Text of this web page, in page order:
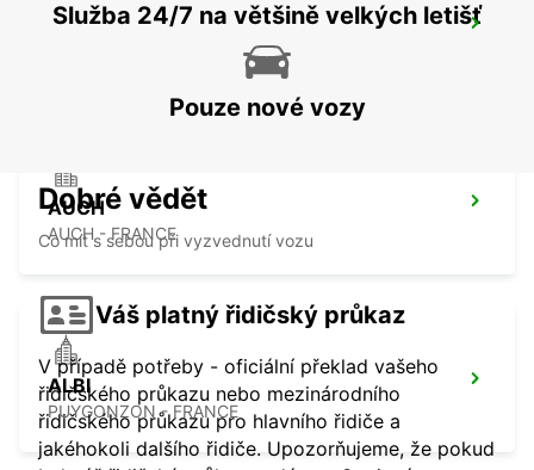
PAMIERS
AUCH
AUCH - FRANCE
ALBI
PUYGONZON - FRANCE
Služba 24/7 na většině velkých letišť
Pouze nové vozy
Dobré vědět
Co mít s sebou při vyzvednutí vozu
Váš platný řidičský průkaz
V případě potřeby - oficiální překlad vašeho
řidičského průkazu nebo mezinárodního
řidičského průkazu pro hlavního řidiče a
jakéhokoli dalšího řidiče. Upozorňujeme, že pokud